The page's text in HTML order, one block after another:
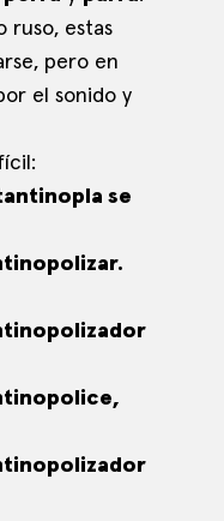
ruso, estas
pero en
el sonido y
se